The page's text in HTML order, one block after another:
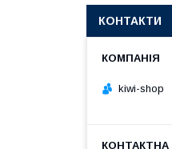
КОНТАКТИ
kiwi-shop